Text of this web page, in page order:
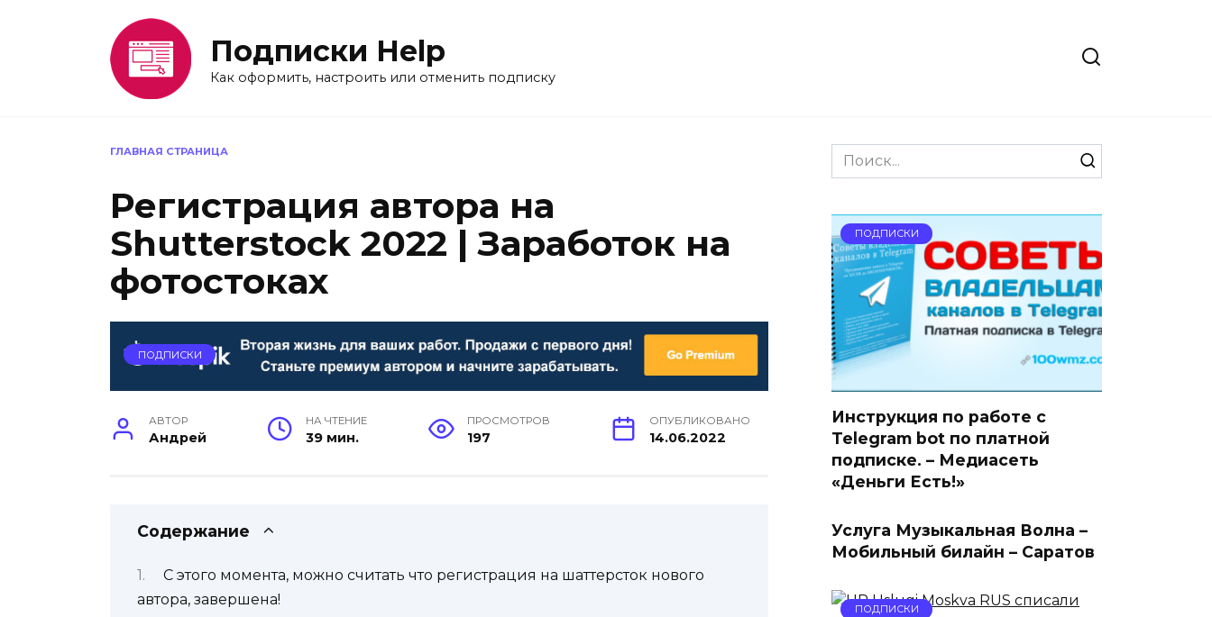
Подписки Help
Как оформить, настроить или отменить подписку
ГЛАВНАЯ СТРАНИЦА
Регистрация автора на
Shutterstock 2022 | Заработок на
фотостоках
ПОДПИСКИ
АВТОР
Андрей
НА ЧТЕНИЕ
39 мин.
ПРОСМОТРОВ
197
ОПУБЛИКОВАНО
14.06.2022
Содержание
С этого момента, можно считать что регистрация на шаттерсток нового
автора, завершена!
Search
for:
ПОДПИСКИ
Инструкция по работе с
Telegram bot по платной
подписке. – Медиасеть
«Деньги Есть!»
Услуга Музыкальная Волна –
Мобильный билайн – Саратов
ПОДПИСКИ